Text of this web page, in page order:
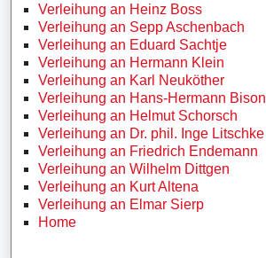
Verleihung an Heinz Boss
Verleihung an Sepp Aschenbach
Verleihung an Eduard Sachtje
Verleihung an Hermann Klein
Verleihung an Karl Neuköther
Verleihung an Hans-Hermann Bison
Verleihung an Helmut Schorsch
Verleihung an Dr. phil. Inge Litschke
Verleihung an Friedrich Endemann
Verleihung an Wilhelm Dittgen
Verleihung an Kurt Altena
Verleihung an Elmar Sierp
Home